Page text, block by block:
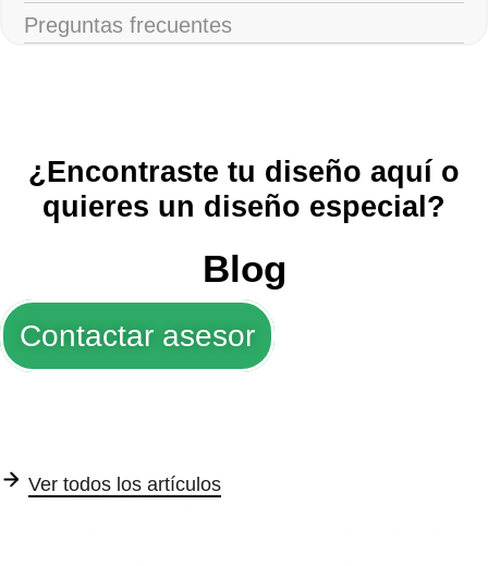
Preguntas frecuentes
¿Encontraste tu diseño aquí o
quieres un diseño especial?
Blog
Contactar asesor
Ver todos los artículos